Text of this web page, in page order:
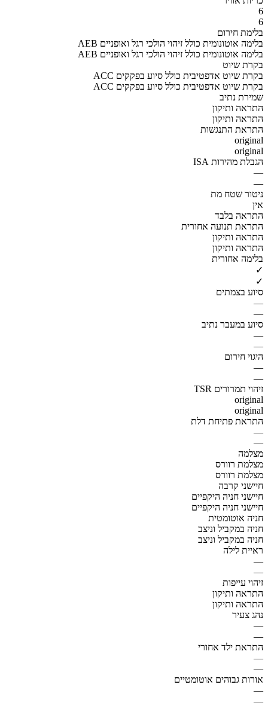
6
6
בלימת חירום
AEB בלימה אוטונומית כולל זיהוי הולכי רגל ואופניים
AEB בלימה אוטונומית כולל זיהוי הולכי רגל ואופניים
בקרת שיוט
ACC בקרת שיוט אדפטיבית כולל סיוע בפקקים
ACC בקרת שיוט אדפטיבית כולל סיוע בפקקים
שמירת נתיב
התראה ותיקון
התראה ותיקון
התראת התנגשות
original
original
הגבלת מהירות ISA
—
—
ניטור שטח מת
אין
התראה בלבד
התראת תנועה אחורית
התראה ותיקון
התראה ותיקון
בלימה אחורית
✓
✓
סיוע בצמתים
—
—
סיוע במעבר נתיב
—
—
היגוי חירום
—
—
זיהוי תמרורים TSR
original
original
התראת פתיחת דלת
—
—
מצלמה
מצלמת רוורס
מצלמת רוורס
חיישני קרבה
חיישני חניה היקפיים
חיישני חניה היקפיים
חניה אוטומטית
חניה במקביל וניצב
חניה במקביל וניצב
ראיית לילה
—
—
זיהוי עייפות
התראה ותיקון
התראה ותיקון
נהג צעיר
—
—
התראת ילד אחורי
—
—
אורות גבוהים אוטומטיים
—
—